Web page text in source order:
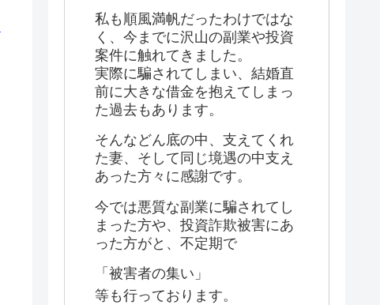
私も順風満帆だったわけではな
く、今までに沢山の副業や投資
案件に触れてきました。
実際に騙されてしまい、結婚直
前に大きな借金を抱えてしまっ
た過去もあります。
そんなどん底の中、支えてくれ
た妻、そして同じ境遇の中支え
あった方々に感謝です。
今では悪質な副業に騙されてし
まった方や、投資詐欺被害にあ
った方がと、不定期で
「被害者の集い」
等も行っております。